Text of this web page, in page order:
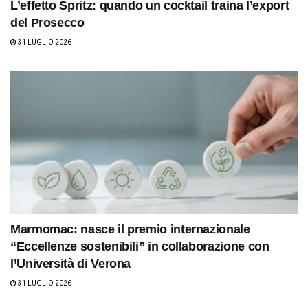
L’effetto Spritz: quando un cocktail traina l’export
del Prosecco
31 LUGLIO 2026
Marmomac: nasce il premio internazionale
“Eccellenze sostenibili” in collaborazione con
l’Università di Verona
31 LUGLIO 2026